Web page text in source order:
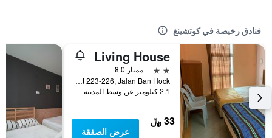
فنادق رخيصة في كوتشينغ
Living House
2 نجمتين
ممتاز 8.0
1st Floor, Lot 223-226, Jalan Ban Hock, كوتشينغ, ماليزيا
2.1 كيلومتر عن وسط المدينة
33 ﷼
عرض الصفقة